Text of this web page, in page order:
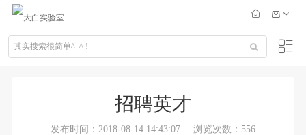
招聘英才
发布时间：2018-08-14 14:43:07 浏览次数：556